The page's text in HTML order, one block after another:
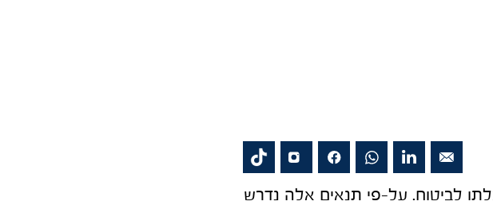
לביטוח. על-פי תנאים אלה נדרש